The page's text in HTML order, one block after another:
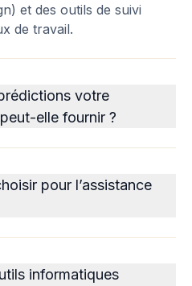
et des outils de suivi
de travail.
votre
elle fournir ?
pour l’assistance
informatiques